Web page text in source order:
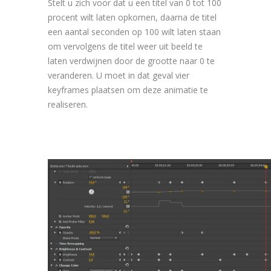
Stelt u zich voor dat u een titel van 0 tot 100
procent wilt laten opkomen, daarna de titel
een aantal seconden op 100 wilt laten staan
om vervolgens de titel weer uit beeld te
laten verdwijnen door de grootte naar 0 te
veranderen. U moet in dat geval vier
keyframes plaatsen om deze animatie te
realiseren.